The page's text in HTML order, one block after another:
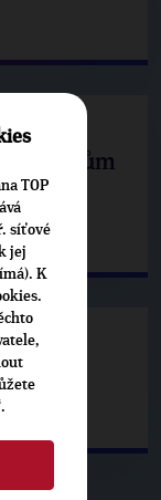
TOP
síťové
jej
K